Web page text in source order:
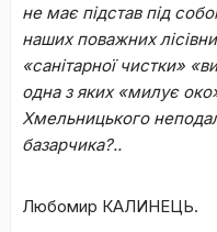
не має підстав під
наших поважних
«санітарної чистки»
одна з яких «милує
Хмельницького
базарчика?..
Любомир КАЛИНЕЦЬ.